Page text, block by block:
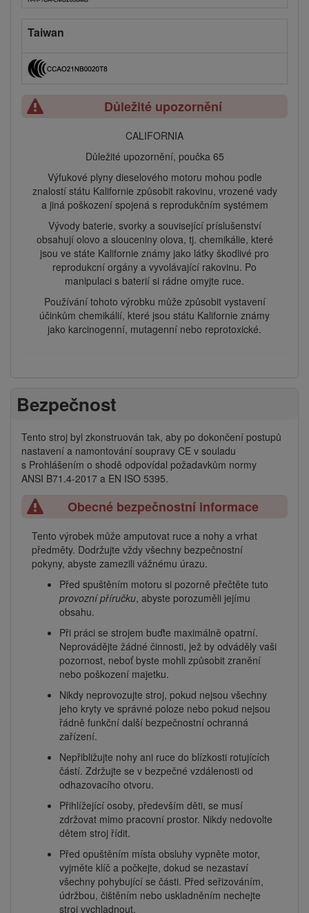
Taiwan
Důležité upozornění
CALIFORNIA
Důležité upozornění, poučka 65
Výfukové plyny dieselového motoru mohou podle
znalostí státu Kalifornie způsobit rakovinu, vrozené vady
a jiná poškození spojená s reprodukčním systémem
Vývody baterie, svorky a související príslušenství
obsahují olovo a slouceniny olova, tj. chemikálie, které
jsou ve státe Kalifornie známy jako látky škodlivé pro
reprodukcní orgány a vyvolávající rakovinu. Po
manipulaci s baterií si rádne omyjte ruce.
Používání tohoto výrobku může způsobit vystavení
účinkům chemikálií, které jsou státu Kalifornie známy
jako karcinogenní, mutagenní nebo reprotoxické.
Bezpečnost
Tento stroj byl zkonstruován tak, aby po dokončení postupů
nastavení a namontování soupravy CE v souladu
s Prohlášením o shodě odpovídal požadavkům normy
ANSI B71.4-2017 a EN ISO 5395.
Obecné bezpečnostní informace
Tento výrobek může amputovat ruce a nohy a vrhat
předměty. Dodržujte vždy všechny bezpečnostní
pokyny, abyste zamezili vážnému úrazu.
Před spuštěním motoru si pozorně přečtěte tuto
provozní příručku, abyste porozuměli jejímu
obsahu.
Při práci se strojem buďte maximálně opatrní.
Neprovádějte žádné činnosti, jež by odváděly vaši
pozornost, neboť byste mohli způsobit zranění
nebo poškození majetku.
Nikdy neprovozujte stroj, pokud nejsou všechny
jeho kryty ve správné poloze nebo pokud nejsou
řádně funkční další bezpečnostní ochranná
zařízení.
Nepřibližujte nohy ani ruce do blízkosti rotujících
částí. Zdržujte se v bezpečné vzdálenosti od
odhazovacího otvoru.
Přihlížející osoby, především děti, se musí
zdržovat mimo pracovní prostor. Nikdy nedovolte
dětem stroj řídit.
Před opuštěním místa obsluhy vypněte motor,
vyjměte klíč a počkejte, dokud se nezastaví
všechny pohybující se části. Před seřizováním,
údržbou, čištěním nebo uskladněním nechejte
stroj vychladnout.